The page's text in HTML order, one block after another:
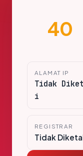
40
ALAMAT IP
Tidak
i
REGISTRAR
Tidak